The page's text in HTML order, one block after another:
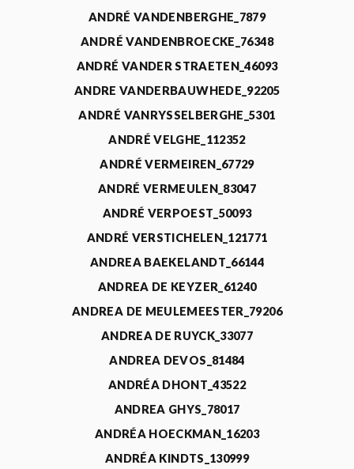
ANDRÉ VANDENBERGHE_7879
ANDRÉ VANDENBROECKE_76348
ANDRÉ VANDER STRAETEN_46093
ANDRE VANDERBAUWHEDE_92205
ANDRÉ VANRYSSELBERGHE_5301
ANDRÉ VELGHE_112352
ANDRÉ VERMEIREN_67729
ANDRÉ VERMEULEN_83047
ANDRÉ VERPOEST_50093
ANDRÉ VERSTICHELEN_121771
ANDREA BAEKELANDT_66144
ANDREA DE KEYZER_61240
ANDREA DE MEULEMEESTER_79206
ANDREA DE RUYCK_33077
ANDREA DEVOS_81484
ANDRÉA DHONT_43522
ANDREA GHYS_78017
ANDRÉA HOECKMAN_16203
ANDRÉA KINDTS_130999